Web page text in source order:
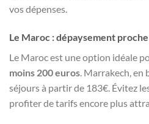
vos dépenses.
Le Maroc : dépaysement
Le Maroc est une option idéale
moins 200 euros . Marrakech, en
séjours à partir de 183€. Évitez
profiter de tarifs encore plus